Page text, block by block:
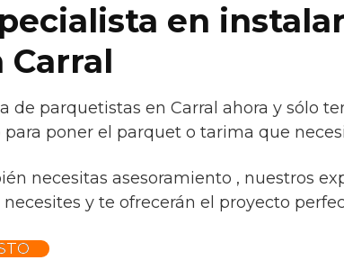
en
Carral
de parquetistas en Carral ahora y sólo
poner el parquet o tarima que
necesitas asesoramiento , nuestros
y te ofrecerán el proyecto